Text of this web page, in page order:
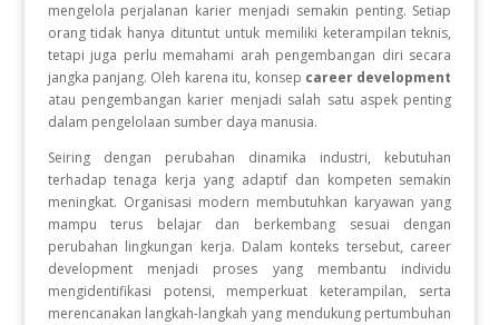
mengelola perjalanan karier menjadi semakin penting. Setiap
orang tidak hanya dituntut untuk memiliki keterampilan teknis,
tetapi juga perlu memahami arah pengembangan diri secara
jangka panjang. Oleh karena itu, konsep career development
atau pengembangan karier menjadi salah satu aspek penting
dalam pengelolaan sumber daya manusia.
Seiring dengan perubahan dinamika industri, kebutuhan
terhadap tenaga kerja yang adaptif dan kompeten semakin
meningkat. Organisasi modern membutuhkan karyawan yang
mampu terus belajar dan berkembang sesuai dengan
perubahan lingkungan kerja. Dalam konteks tersebut, career
development menjadi proses yang membantu individu
mengidentifikasi potensi, memperkuat keterampilan, serta
merencanakan langkah-langkah yang mendukung pertumbuhan